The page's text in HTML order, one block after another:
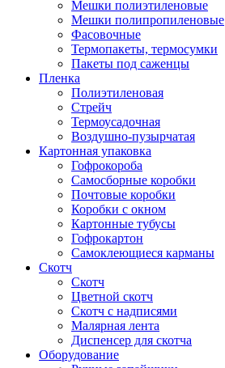
Мешки полиэтиленовые
Мешки полипропиленовые
Фасовочные
Термопакеты, термосумки
Пакеты под саженцы
Пленка
Полиэтиленовая
Стрейч
Термоусадочная
Воздушно-пузырчатая
Картонная упаковка
Гофрокороба
Самосборные коробки
Почтовые коробки
Коробки с окном
Картонные тубусы
Гофрокартон
Самоклеющиеся карманы
Скотч
Скотч
Цветной скотч
Скотч с надписями
Малярная лента
Диспенсер для скотча
Оборудование